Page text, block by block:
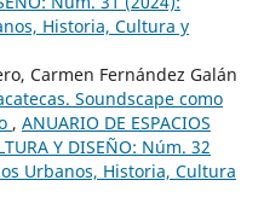
Historia, Cultura y
Carmen Fernández Galán
Soundscape como
, ANUARIO DE ESPACIOS
Y DISEÑO: Núm. 32
Urbanos, Historia, Cultura